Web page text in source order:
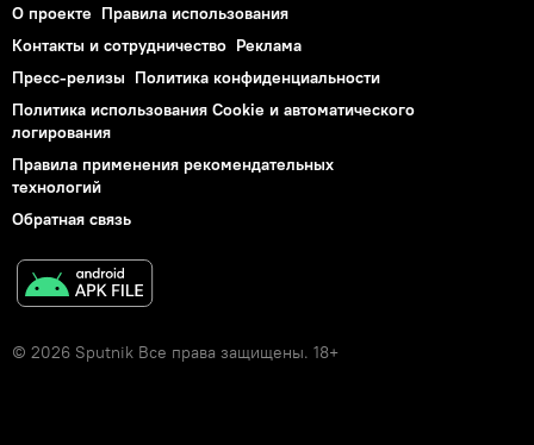
О проекте Правила использования
Контакты и сотрудничество Реклама
Пресс-релизы Политика конфиденциальности
Политика использования Cookie и автоматического
логирования
Правила применения рекомендательных
технологий
Обратная связь
© 2026 Sputnik Все права защищены. 18+